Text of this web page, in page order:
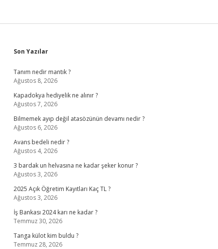
Sidebar
Son Yazılar
Tanım nedir mantık ?
Ağustos 8, 2026
Kapadokya hediyelik ne alınır ?
Ağustos 7, 2026
Bilmemek ayıp değil atasözünün devamı nedir ?
Ağustos 6, 2026
Avans bedeli nedir ?
Ağustos 4, 2026
3 bardak un helvasına ne kadar şeker konur ?
Ağustos 3, 2026
2025 Açık Öğretim Kayıtları Kaç TL ?
Ağustos 3, 2026
İş Bankası 2024 karı ne kadar ?
Temmuz 30, 2026
Tanga külot kim buldu ?
Temmuz 28, 2026